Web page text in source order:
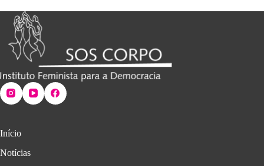
Início
Notícias